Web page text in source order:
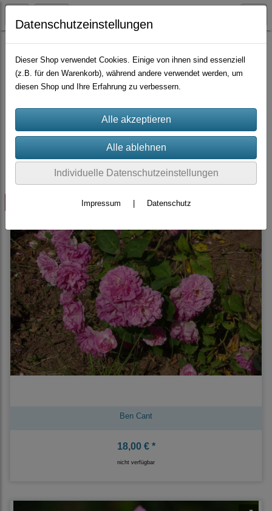
Container-Rosen Wildrosen-Hybride
Sortierung wählen
Produkte je Seite
Ben Cant
18,00 € *
nicht verfügbar
Datenschutzeinstellungen
Dieser Shop verwendet Cookies. Einige von ihnen sind essenziell
(z.B. für den Warenkorb), während andere verwendet werden, um
diesen Shop und Ihre Erfahrung zu verbessern.
Individuelle Datenschutzeinstellungen
Impressum Datenschutz